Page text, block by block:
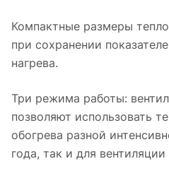
Компактные размеры
при сохранении
нагрева.
Три режима работы:
позволяют использовать
обогрева разной
года, так и для